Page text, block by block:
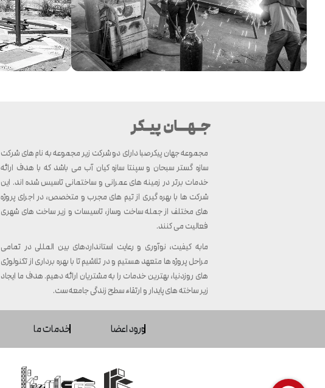
مجموعه جهان پیکرصبا دارای دو شرکت زیر مجموعه به نام های شرکت
سازه گستر سبحان و سپنتا سازه کیان آب می باشد که با هدف ارائه
خدمات برتر در زمینه های عمرانی و ساختمانی تاسیس شده اند. این
شرکت ها با بهره گیری از تیم های مجرب و متخصص، در اجرای پروژه
های مختلف از جمله ساخت وساز، تاسیسات و زیر ساخت های شهری
فعالیت می کنند.
مابه کیفیت، نوآوری و رعایت استانداردهای بین المللی در تمامی
مراحل پروژه ها متعهد هستیم و در تلاشیم تا با بهره برداری از تکنولوژی
های روزدنیا، بهترین خدمات را به مشتریان ارائه دهیم. هدف ما ایجاد
زیر ساخته های پایدار و ارتقاء سطح زندگی جامعه ست.
ورود اعضا خدمات ما